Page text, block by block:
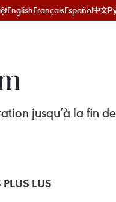
EnglishFrançaisEspañol中文
jusqu’à la fin
PLUS LUS